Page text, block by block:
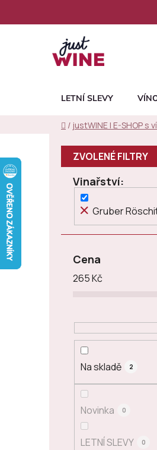
LETNÍ SLEVY
Domů
/ justWINE | E-SHOP s
Vinařství
Gruber
Cena
265Kč
Na skladě 2
Novinka 0
LETNÍ SLEVY 0